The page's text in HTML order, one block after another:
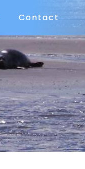
Contact